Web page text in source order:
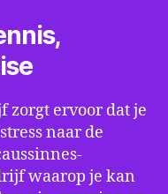
zorgt ervoor dat je
naar de
waarop je kan